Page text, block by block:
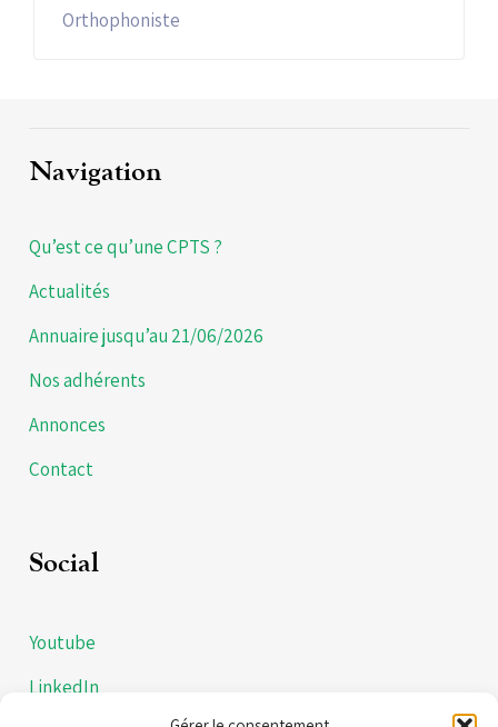
Orthophoniste
Navigation
Qu’est ce qu’une CPTS ?
Actualités
Annuaire jusqu’au 21/06/2026
Nos adhérents
Annonces
Contact
Social
Youtube
LinkedIn